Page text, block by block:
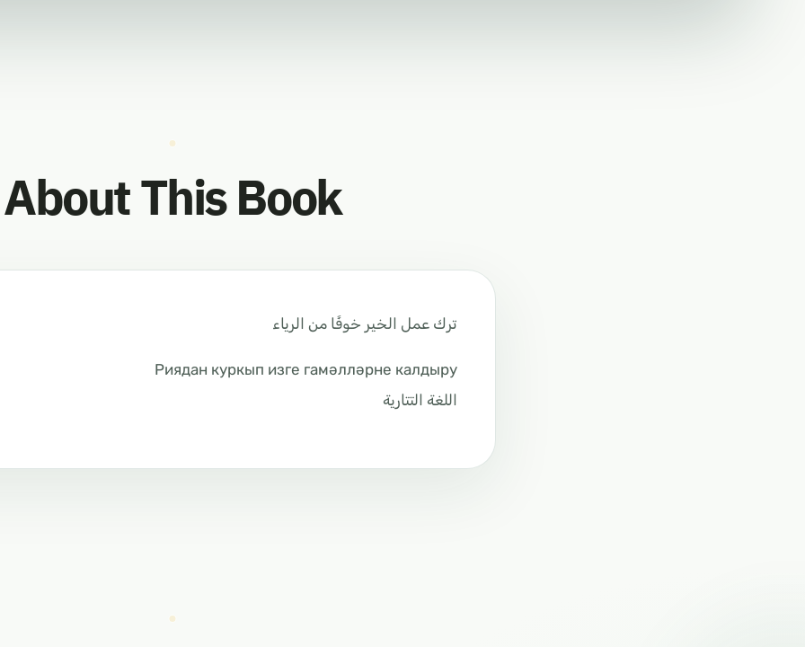
About This Book
ترك عمل الخير خوفًا من الرياء
Риядан куркып изге гамәлләрне калдыру
اللغة التتارية